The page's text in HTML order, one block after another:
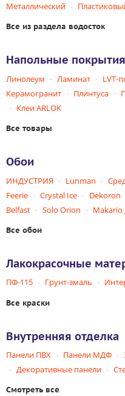
Металлический
Все из раздела водосток
Напольные покрытия
Линолеум Ламинат
LVT-
Керамогранит
Плинтуса
Клеи ARLOK
Все товары
Обои
ИНДУСТРИЯ Lunman
Feerie
Crystal Ice Dekoron
Belfast
Solo Orion Makario
Все обои
Лакокрасочные
ПФ-115 Грунт-эмаль
Все краски
Внутренняя отделка
Панели ПВХ Панели МДФ
Декоративные панели
Смотреть все